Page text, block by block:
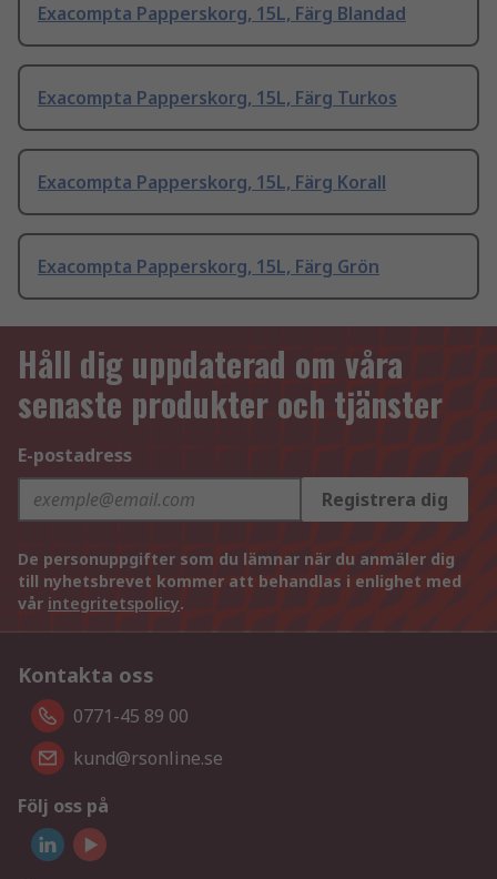
Exacompta Papperskorg, 15L, Färg Blandad
Exacompta Papperskorg, 15L, Färg Turkos
Exacompta Papperskorg, 15L, Färg Korall
Exacompta Papperskorg, 15L, Färg Grön
Håll dig uppdaterad om våra
senaste produkter och tjänster
E-postadress
Registrera dig
De personuppgifter som du lämnar när du anmäler dig
till nyhetsbrevet kommer att behandlas i enlighet med
vår integritetspolicy.
Kontakta oss
0771-45 89 00
kund@rsonline.se
Följ oss på